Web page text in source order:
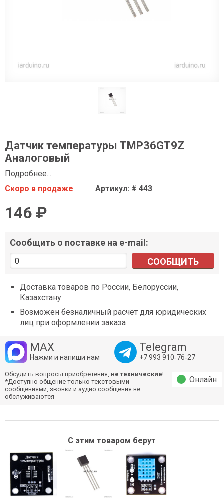
Датчик температуры TMP36GT9Z
Аналоговый
Подробнее...
Скоро в продаже
Артикул: # 443
146 ₽
Сообщить о поставке на e-mail:
СООБЩИТЬ
Доставка товаров по России, Белоруссии,
Казахстану
Возможен безналичный расчёт для юридических
лиц при оформлении заказа
MAX
Нажми и напиши нам
Telegram
+7 993 910‑76‑27
Обсудить вопросы приобретения, не технические!
*Доступно общение только текстовыми
сообщениями, звонки и аудио сообщения не
обслуживаются
Онлайн
С этим товаром берут